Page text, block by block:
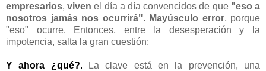
empresarios,viven el día a día convencidos de que"eso a
nosotros jamás nos ocurrirá". Mayúsculo error, porque
"eso" ocurre. Entonces, entre la desesperación y la
impotencia, salta la gran cuestión:
Y ahora ¿qué?. La clave está en la prevención, una